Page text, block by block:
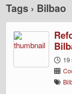
Tags › Bilbao
19